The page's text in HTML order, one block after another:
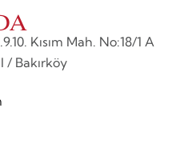
Kısım Mah. No:18/1 A
/ Bakırköy